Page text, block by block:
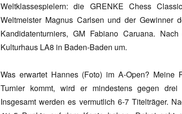
Weltklassespielern: die GRENKE Chess
Weltmeister Magnus Carlsen und der Gewinner
Kandidatenturniers, GM Fabiano Caruana.
Kulturhaus LA8 in Baden-Baden um.
Was erwartet Hannes (Foto) im A-Open? Meine
Turnier kommt, wird er mindestens gegen drei
Insgesamt werden es vermutlich 6-7 Titelträger.